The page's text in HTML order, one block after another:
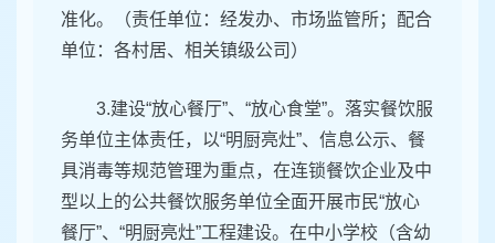
准化。（责任单位：经发办、市场监管所；配合
单位：各村居、相关镇级公司）
3.建设“放心餐厅”、“放心食堂”。落实餐饮服
务单位主体责任，以“明厨亮灶”、信息公示、餐
具消毒等规范管理为重点，在连锁餐饮企业及中
型以上的公共餐饮服务单位全面开展市民“放心
餐厅”、“明厨亮灶”工程建设。在中小学校（含幼